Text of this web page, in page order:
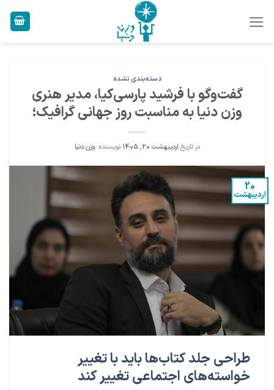
دسته‌بندی نشده
گفت‌وگو با فرشید پارسی‌کیا، مدیر هنری
وزن دنیا به مناسبت روز جهانی گرافیک؛
در تاریخ اردیبهشت 20, 1405 نویسنده: وزن دنیا
20
اردیبهشت
طراحی جلد کتاب‌ها باید با تغییر
خواسته‌های اجتماعی تغییر کند